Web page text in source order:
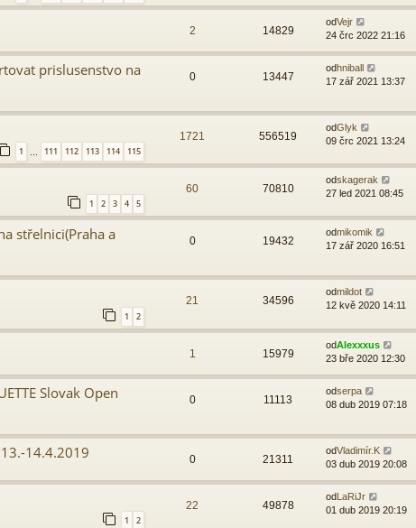
2 14829
odVejr
24 črc 2022 21:16
prislusenstvo na
0 13447
odhniball
17 zář 2021 13:37
1 … 111 112 113 114 115
1721 556519
odGlyk
09 črc 2021 13:24
1 2 3 4 5
60 70810
odskagerak
27 led 2021 08:45
střelnici(Praha a
0 19432
odmikomik
17 zář 2020 16:51
1 2
21 34596
odmildot
12 kvě 2020 14:11
1 15979
odAlexxxus
23 bře 2020 12:30
Slovak Open
0 11113
odserpa
08 dub 2019 07:18
14.4.2019 0 21311
odVladimír.K
03 dub 2019 20:08
1 2
22 49878
odLaRiJr
01 dub 2019 20:19